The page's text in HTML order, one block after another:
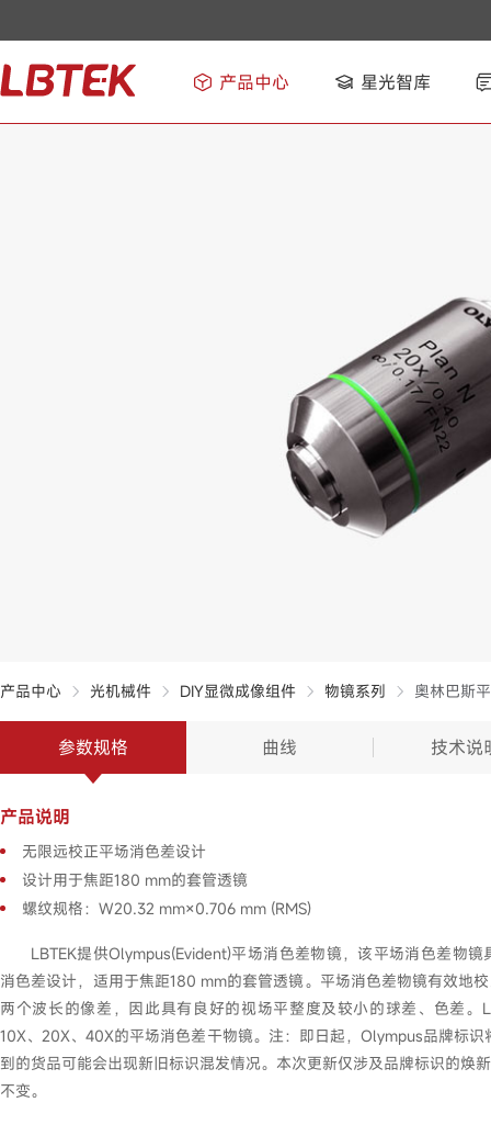
产品中心 星光智库
产品中心 光机械件 DIY显微成像组件 物镜系列 奥林巴斯
参数规格 曲线 技术说
产品说明
无限远校正平场消色差设计
设计用于焦距180 mm的套管透镜
螺纹规格：W20.32 mm×0.706 mm (RMS)
LBTEK提供Olympus(Evident)平场消色差物镜，该平场消色差物
消色差设计，适用于焦距180 mm的套管透镜。平场消色差物镜有效地
两个波长的像差，因此具有良好的视场平整度及较小的球差、色差。
10X、20X、40X的平场消色差干物镜。注：即日起，Olympus品牌标
到的货品可能会出现新旧标识混发情况。本次更新仅涉及品牌标识的焕
不变。